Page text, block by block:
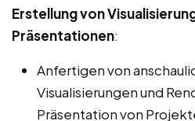
Erstellung von
Präsentationen:
Anfertigen von
Visualisierungen und
Präsentation von